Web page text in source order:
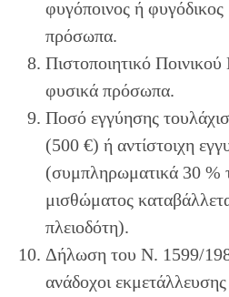
φυγόποινος ή
πρόσωπα.
Πιστοποιητικό
φυσικά πρόσωπα.
Ποσό εγγύησης
(500 €) ή αντίστοιχη
(συμπληρωματικά 30 %
μισθώματος
πλειοδότη).
Δήλωση του Ν. 1599/
ανάδοχοι